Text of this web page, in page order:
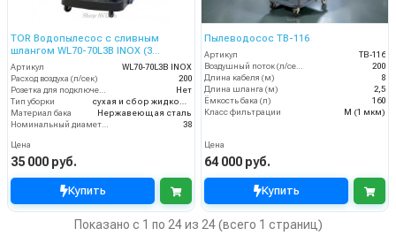
TOR Водопылесос с сливным
шлангом WL70-70L3B INOX (3
мотора)
Артикул
WL70-70L3B INOX
Расход воздуха (л/сек)
200
Розетка для подключения инструмента
Нет
Тип уборки
сухая и сбор жидкостей
Материал бака
Нержавеющая сталь
Номинальный диаметр принадлежностей (мм)
38
Цена
35 000 руб.
Купить
Пылеводосос TB-116
Артикул
TB-116
Воздушный поток (л/сек)
200
Длина кабеля (м)
8
Длина шланга (м)
2,5
Ёмкость бака (л)
160
Класс фильтрации
M (1 мкм)
Цена
64 000 руб.
Купить
Показано с 1 по 24 из 24 (всего 1 страниц)